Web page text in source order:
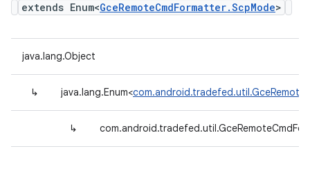
extends Enum<GceRemoteCmdFormatter.ScpMode>
java.lang.Object
↳ java.lang.Enum<
↳